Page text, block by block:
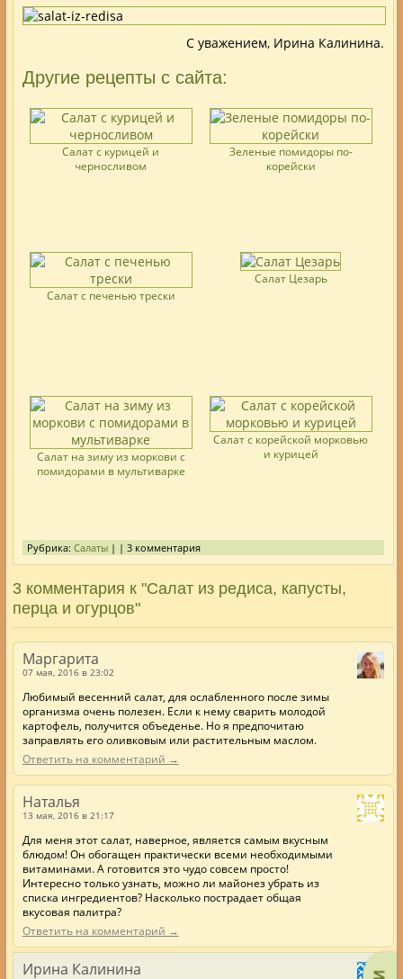
С уважением, Ирина Калинина.
Другие рецепты с сайта:
Салат с курицей и
черносливом
Зеленые помидоры по-
корейски
Салат с печенью трески
Салат Цезарь
Салат на зиму из моркови с
помидорами в мультиварке
Салат с корейской морковью
и курицей
Рубрика: Салаты| | 3 комментария
3 комментария к "Салат из редиса, капусты,
перца и огурцов"
Маргарита
07 мая, 2016 в 23:02
Любимый весенний салат, для ослабленного после зимы
организма очень полезен. Если к нему сварить молодой
картофель, получится объеденье. Но я предпочитаю
заправлять его оливковым или растительным маслом.
Ответить на комментарий →
Наталья
13 мая, 2016 в 21:17
Для меня этот салат, наверное, является самым вкусным
блюдом! Он обогащен практически всеми необходимыми
витаминами. А готовится это чудо совсем просто!
Интересно только узнать, можно ли майонез убрать из
списка ингредиентов? Насколько пострадает общая
вкусовая палитра?
Ответить на комментарий →
Ирина Калинина